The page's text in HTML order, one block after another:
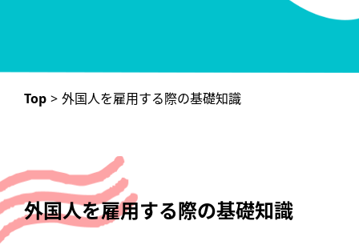
Top > 外国人を雇用する際の基礎知識
外国人を雇用する際の基礎知識